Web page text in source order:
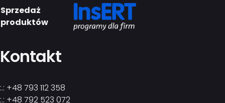
Sprzedaż
produktów
Kontakt
:.: +48 793 112 358
:.: +48 792 523 072